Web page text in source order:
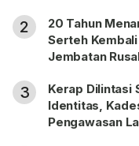
2
20 Tahun
Serteh
Jembatan
3
Kerap Dilintasi
Identitas,
Pengawasan